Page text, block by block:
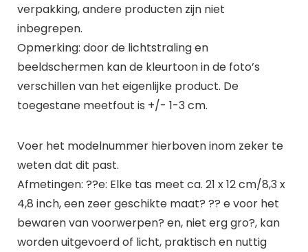
verpakking, andere producten zijn niet
inbegrepen.
Opmerking: door de lichtstraling en
beeldschermen kan de kleurtoon in de foto’s
verschillen van het eigenlijke product. De
toegestane meetfout is +/- 1-3 cm.
Voer het modelnummer hierboven inom zeker te
weten dat dit past.
Afmetingen: ??e: Elke tas meet ca. 21 x 12 cm/8,3 x
4,8 inch, een zeer geschikte maat? ?? e voor het
bewaren van voorwerpen? en, niet erg gro?, kan
worden uitgevoerd of licht, praktisch en nuttig